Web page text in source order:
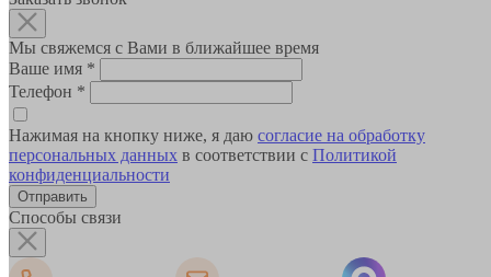
Мы свяжемся с Вами в ближайшее время
Ваше имя *
Телефон *
Нажимая на кнопку ниже, я даю согласие на обработку
персональных данных в соответствии с Политикой
конфиденциальности
Способы связи